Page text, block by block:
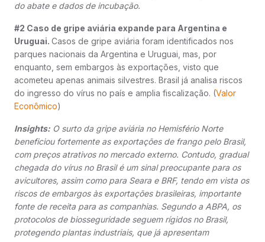
do abate e dados de incubação.
#2 Caso de gripe aviária expande para Argentina e
Uruguai. Casos de gripe aviária foram identificados nos
parques nacionais da Argentina e Uruguai, mas, por
enquanto, sem embargos às exportações, visto que
acometeu apenas animais silvestres. Brasil já analisa riscos
do ingresso do vírus no país e amplia fiscalização. (Valor
Econômico)
Insights: O surto da gripe aviária no Hemisfério Norte
beneficiou fortemente as exportações de frango pelo Brasil,
com preços atrativos no mercado externo. Contudo, gradual
chegada do vírus no Brasil é um sinal preocupante para os
avicultores, assim como para Seara e BRF, tendo em vista os
riscos de embargos às exportações brasileiras, importante
fonte de receita para as companhias. Segundo a ABPA, os
protocolos de biosseguridade seguem rígidos no Brasil,
protegendo plantas industriais, que já apresentam